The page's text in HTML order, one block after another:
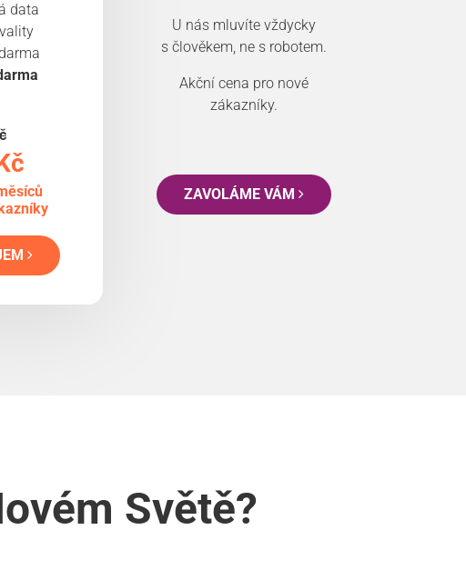
data
U nás mluvíte vždycky
s člověkem, ne s robotem.
Akční cena pro nové
zákazníky.
ZAVOLÁME VÁM
Světě?